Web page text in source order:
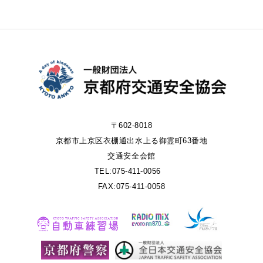
〒602-8018
京都市上京区衣棚通出水上る御霊町63番地
交通安全会館
TEL:075-411-0056
FAX:075-411-0058